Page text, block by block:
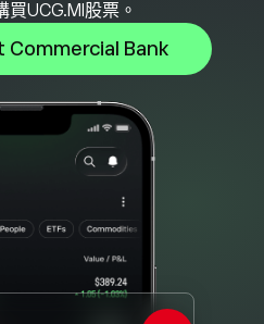
買UCG.MI股票。
Commercial Bank